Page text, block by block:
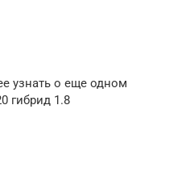
узнать о еще одном
гибрид 1.8